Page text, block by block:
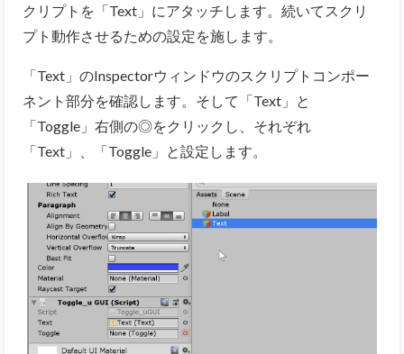
クリプトを「Text」にアタッチします。続いてスクリ
プト動作させるための設定を施します。
「Text」のInspectorウィンドウのスクリプトコンポー
ネント部分を確認します。そして「Text」と
「Toggle」右側の◎をクリックし、それぞれ
「Text」、「Toggle」と設定します。